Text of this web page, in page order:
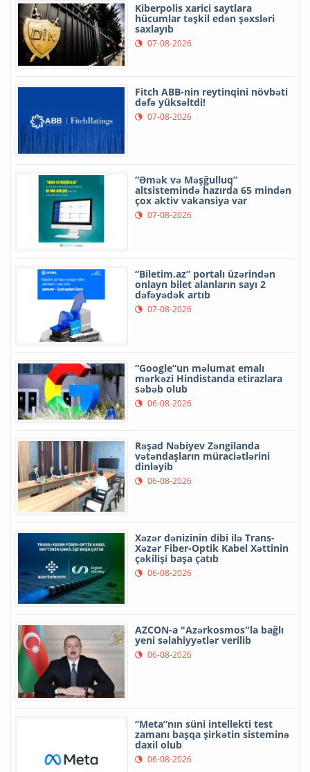
Kiberpolis xarici saytlara
hücumlar təşkil edən şəxsləri
saxlayıb
07-08-2026
Fitch ABB-nin reytinqini növbəti
dəfə yüksəltdi!
07-08-2026
“Əmək və Məşğulluq”
altsistemində hazırda 65 mindən
çox aktiv vakansiya var
07-08-2026
“Biletim.az” portalı üzərindən
onlayn bilet alanların sayı 2
dəfəyədək artıb
07-08-2026
“Google”un məlumat emalı
mərkəzi Hindistanda etirazlara
səbəb olub
06-08-2026
Rəşad Nəbiyev Zəngilanda
vətəndaşların müraciətlərini
dinləyib
06-08-2026
Xəzər dənizinin dibi ilə Trans-
Xəzər Fiber-Optik Kabel Xəttinin
çəkilişi başa çatıb
06-08-2026
AZCON-a "Azərkosmos"la bağlı
yeni səlahiyyətlər verilib
06-08-2026
“Meta”nın süni intellekti test
zamanı başqa şirkətin sisteminə
daxil olub
06-08-2026